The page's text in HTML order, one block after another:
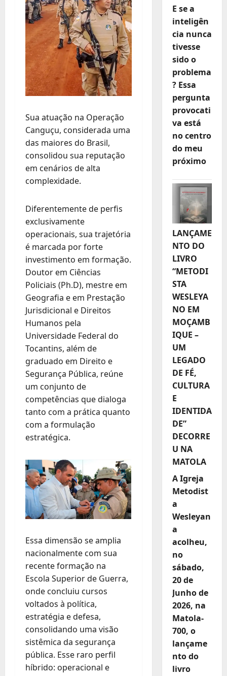
Sua atuação na Operação
Canguçu, considerada uma
das maiores do Brasil,
consolidou sua reputação
em cenários de alta
complexidade.
Diferentemente de perfis
exclusivamente
operacionais, sua trajetória
é marcada por forte
investimento em formação.
Doutor em Ciências
Policiais (Ph.D), mestre em
Geografia e em Prestação
Jurisdicional e Direitos
Humanos pela
Universidade Federal do
Tocantins, além de
graduado em Direito e
Segurança Pública, reúne
um conjunto de
competências que dialoga
tanto com a prática quanto
com a formulação
estratégica.
Essa dimensão se amplia
nacionalmente com sua
recente formação na
Escola Superior de Guerra,
onde concluiu cursos
voltados à política,
estratégia e defesa,
consolidando uma visão
sistêmica da segurança
pública. Esse raro perfil
híbrido: operacional e
E se a
inteligên
cia nunca
tivesse
sido o
problema
? Essa
pergunta
provocati
va está
no centro
do meu
próximo
LANÇAME
NTO DO
LIVRO
“METODI
STA
WESLEYA
NO EM
MOÇAMB
IQUE –
UM
LEGADO
DE FÉ,
CULTURA
E
IDENTIDA
DE”
DECORRE
U NA
MATOLA
A Igreja
Metodist
a
Wesleyan
a
acolheu,
no
sábado,
20 de
Junho de
2026, na
Matola-
700, o
lançame
nto do
livro